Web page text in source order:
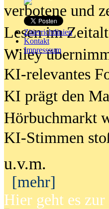
Zitierrichtlinien
Kontakt
Impresssum
verbotene und
Lesen im
Wiley
KI-relevantes
KI prägt den
Hörbuchmarkt
KI-Stimmen
u.v.m.
[mehr]
Hier geht es